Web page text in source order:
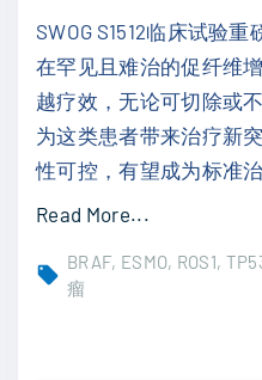
准
减
轻
患
者
！
新
希
望
：
聚
焦
高
SWOG S1512临床试验
在罕见且难治的促纤维
越疗效，无论可切除或
为这类患者带来治疗新
性可控，有望成为标准治
Read More..."
BRAF ESMO ROS1
瘤